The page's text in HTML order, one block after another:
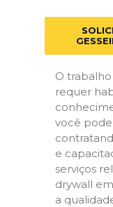
O
requer
você
e
serviços
drywall
a